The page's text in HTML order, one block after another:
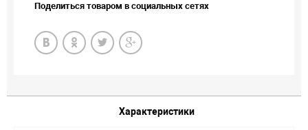
Поделиться товаром в социальных сетях
Характеристики